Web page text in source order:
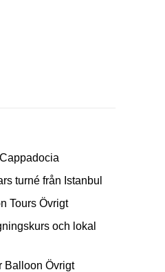
turné från Istanbul
Tours Övrigt
och lokal
Balloon Övrigt